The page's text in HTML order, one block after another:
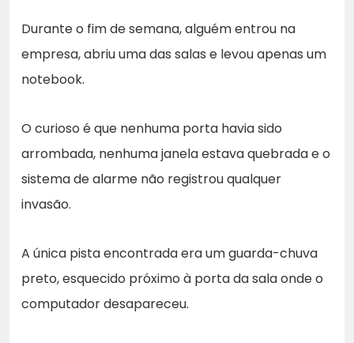
Durante o fim de semana, alguém entrou na
empresa, abriu uma das salas e levou apenas um
notebook.
O curioso é que nenhuma porta havia sido
arrombada, nenhuma janela estava quebrada e o
sistema de alarme não registrou qualquer
invasão.
A única pista encontrada era um guarda-chuva
preto, esquecido próximo à porta da sala onde o
computador desapareceu.